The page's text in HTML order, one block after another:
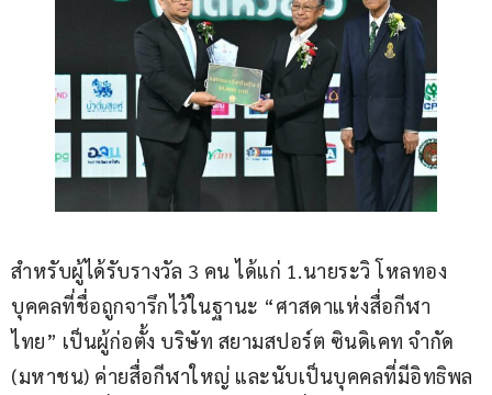
สำหรับผู้ได้รับรางวัล 3 คน ได้แก่ 1.นายระวิ โหลทอง
บุคคลที่ชื่อถูกจารึกไว้ในฐานะ “ศาสดาแห่งสื่อกีฬา
ไทย” เป็นผู้ก่อตั้ง บริษัท สยามสปอร์ต ซินดิเคท จำกัด
(มหาชน) ค่ายสื่อกีฬาใหญ่ และนับเป็นบุคคลที่มีอิทธิพล